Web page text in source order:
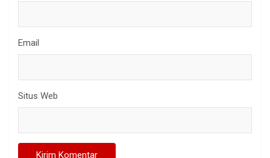
Email
Situs Web